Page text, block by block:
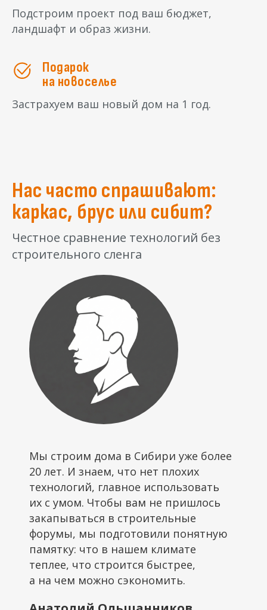
Подстроим проект под ваш бюджет,
ландшафт и образ жизни.
Подарок
на новоселье
Застрахуем ваш новый дом на 1 год.
Нас часто спрашивают:
каркас, брус или сибит?
Честное сравнение технологий без
строительного сленга
Мы строим дома в Сибири уже более
20 лет. И знаем, что нет плохих
технологий, главное использовать
их с умом. Чтобы вам не пришлось
закапываться в строительные
форумы, мы подготовили понятную
памятку: что в нашем климате
теплее, что строится быстрее,
а на чем можно сэкономить.